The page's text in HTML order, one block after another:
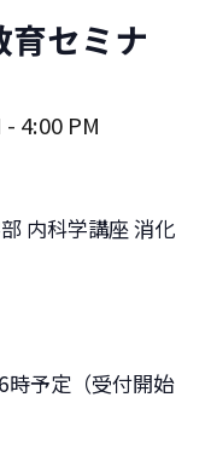
セミナ
- 4:00 PM
内科学講座 消化
予定（受付開始